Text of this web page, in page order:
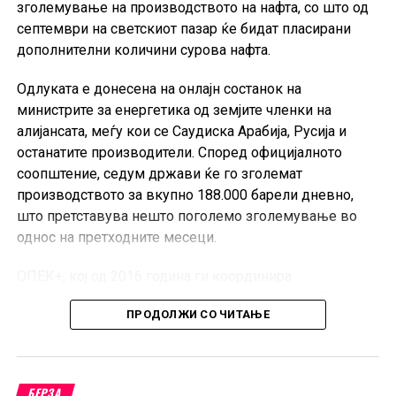
зголемување на производството на нафта, со што од
септември на светскиот пазар ќе бидат пласирани
дополнителни количини сурова нафта.
Одлуката е донесена на онлајн состанок на
министрите за енергетика од земјите членки на
алијансата, меѓу кои се Саудиска Арабија, Русија и
останатите производители. Според официјалното
соопштение, седум држави ќе го зголемат
производството за вкупно 188.000 барели дневно,
што претставува нешто поголемо зголемување во
однос на претходните месеци.
производствените политики на членките на ОПЕК и
партнерските земји предводени од Русија, има клучна
стабилизирањето на цените на нафтата.
ПРОДОЛЖИ СО ЧИТАЊЕ
БЕРЗА